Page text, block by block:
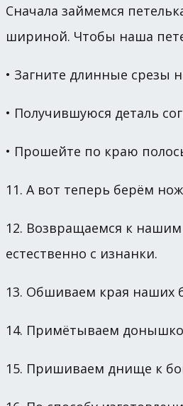
Сначала займемся
шириной. Чтобы наша
• Загните длинные срезы
• Получившуюся деталь
• Прошейте по краю
11. А вот теперь берём
12. Возвращаемся к
естественно с изнанки.
13. Обшиваем края наших
14. Примётываем
15. Пришиваем днище к